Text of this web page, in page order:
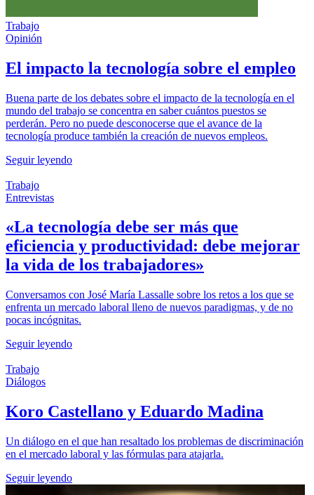
Trabajo
Opinión
El impacto la tecnología sobre el empleo
Buena parte de los debates sobre el impacto de la tecnología en el
mundo del trabajo se concentra en saber cuántos puestos se
perderán. Pero no puede desconocerse que el avance de la
tecnología produce también la creación de nuevos empleos.
Seguir leyendo
Trabajo
Entrevistas
«La tecnología debe ser más que
eficiencia y productividad: debe mejorar
la vida de los trabajadores»
Conversamos con José María Lassalle sobre los retos a los que se
enfrenta un mercado laboral lleno de nuevos paradigmas, y de no
pocas incógnitas.
Seguir leyendo
Trabajo
Diálogos
Koro Castellano y Eduardo Madina
Un diálogo en el que han resaltado los problemas de discriminación
en el mercado laboral y las fórmulas para atajarla.
Seguir leyendo